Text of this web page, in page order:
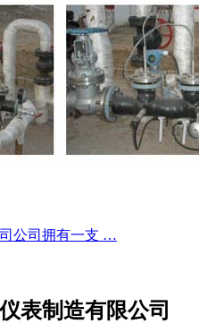
公司拥有一支 …
表制造有限公司